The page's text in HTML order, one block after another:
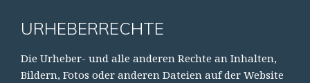
URHEBERRECHTE
Die Urheber- und alle anderen Rechte an Inhalten,
Bildern, Fotos oder anderen Dateien auf der Website